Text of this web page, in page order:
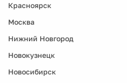
Красноярск
Москва
Нижний Новгород
Новокузнецк
Новосибирск